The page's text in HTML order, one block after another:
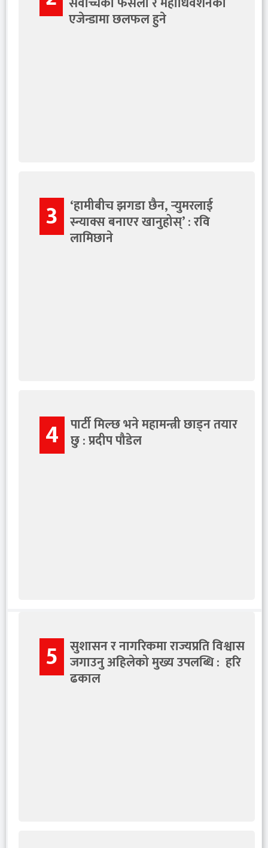
एजेन्डामा छलफल हुने
3 ‘हामीबीच झगडा छैन, र्‍युमरलाई
स्न्याक्स बनाएर खानुहोस्’ : रवि
लामिछाने
4 पार्टी मिल्छ भने महामन्त्री छाड्न तयार
छु : प्रदीप पौडेल
5 सुशासन र नागरिकमा राज्यप्रति विश्वास
जगाउनु अहिलेको मुख्य उपलब्धि : हरि
ढकाल